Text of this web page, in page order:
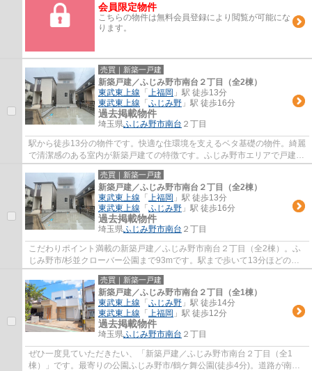
会員限定物件
こちらの物件は無料会員登録により閲覧が可能にな
ります。
売買｜新築一戸建
新築戸建／ふじみ野市南台２丁目（全2棟）
東武東上線 「 上福岡 」駅 徒歩13分
東武東上線 「 ふじみ野 」駅 徒歩16分
過去掲載物件
埼玉県ふじみ野市南台 ２丁目
駅から徒歩13分の物件です。快適な住環境を支えるベタ基礎の物件。綺麗
で清潔感のある室内が新築戸建ての特徴です。ふじみ野市エリアで戸建て
を購入するなら、ＬＤＫがサポート致しま...
売買｜新築一戸建
新築戸建／ふじみ野市南台２丁目（全2棟）
東武東上線 「 上福岡 」駅 徒歩13分
東武東上線 「 ふじみ野 」駅 徒歩16分
過去掲載物件
埼玉県ふじみ野市南台 ２丁目
こだわりポイント満載の新築戸建／ふじみ野市南台２丁目（全2棟）。ふ
じみ野市/杉並クローバー公園まで93mです。駅まで歩いて13分ほどの物
件です。築2年以内の物件ですので、外観もキ...
売買｜新築一戸建
新築戸建／ふじみ野市南台２丁目（全1棟）
東武東上線 「 ふじみ野 」駅 徒歩14分
東武東上線 「 上福岡 」駅 徒歩12分
過去掲載物件
埼玉県ふじみ野市南台 ２丁目
ぜひ一度見ていただきたい、「新築戸建／ふじみ野市南台２丁目（全1
棟）」です。最寄りの公園ふじみ野市/鶴ケ舞公園(徒歩4分)。道路が南西